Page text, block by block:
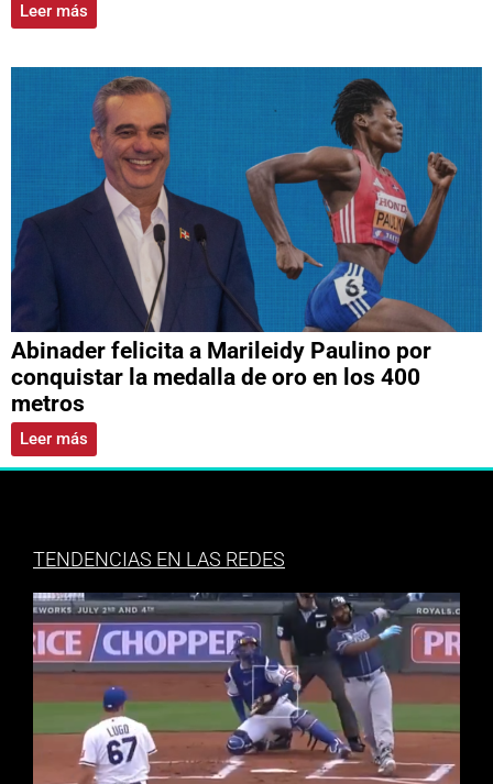
Leer más
Abinader felicita a Marileidy Paulino por
conquistar la medalla de oro en los 400
metros
Leer más
TENDENCIAS EN LAS REDES